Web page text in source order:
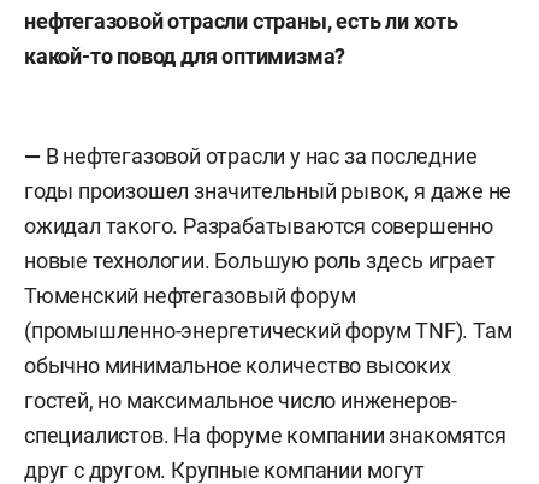
нефтегазовой отрасли страны, есть ли хоть
какой-то повод для оптимизма?
— В нефтегазовой отрасли у нас за последние
годы произошел значительный рывок, я даже не
ожидал такого. Разрабатываются совершенно
новые технологии. Большую роль здесь играет
Тюменский нефтегазовый форум
(промышленно-энергетический форум TNF). Там
обычно минимальное количество высоких
гостей, но максимальное число инженеров-
специалистов. На форуме компании знакомятся
друг с другом. Крупные компании могут